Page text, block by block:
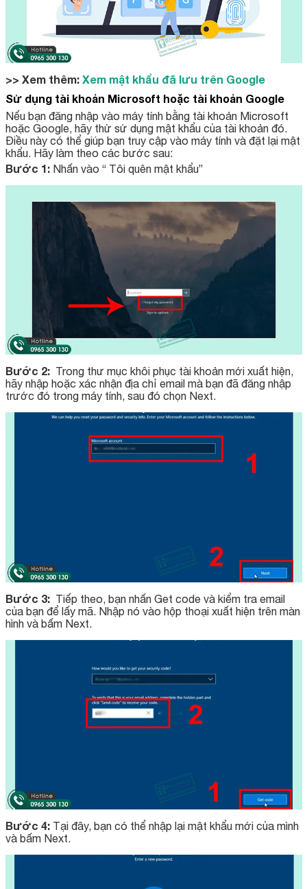
>> Xem thêm: Xem mật khẩu đã lưu trên Google
Sử dụng tài khoản Microsoft hoặc tài khoản Google
Nếu bạn đăng nhập vào máy tính bằng tài khoản Microsoft
hoặc Google, hãy thử sử dụng mật khẩu của tài khoản đó.
Điều này có thể giúp bạn truy cập vào máy tính và đặt lại mật
khẩu. Hãy làm theo các bước sau:
Bước 1:Nhấn vào “ Tôi quên mật khẩu”
Bước 2:Trong thư mục khôi phục tài khoản mới xuất hiện,
hãy nhập hoặc xác nhận địa chỉ email mà bạn đã đăng nhập
trước đó trong máy tính, sau đó chọn Next.
Bước 3: Tiếp theo, bạn nhấn Get code và kiểm tra email
của bạn để lấy mã. Nhập nó vào hộp thoại xuất hiện trên màn
hình và bấm Next.
Bước 4: Tại đây, bạn có thể nhập lại mật khẩu mới của mình
và bấm Next.